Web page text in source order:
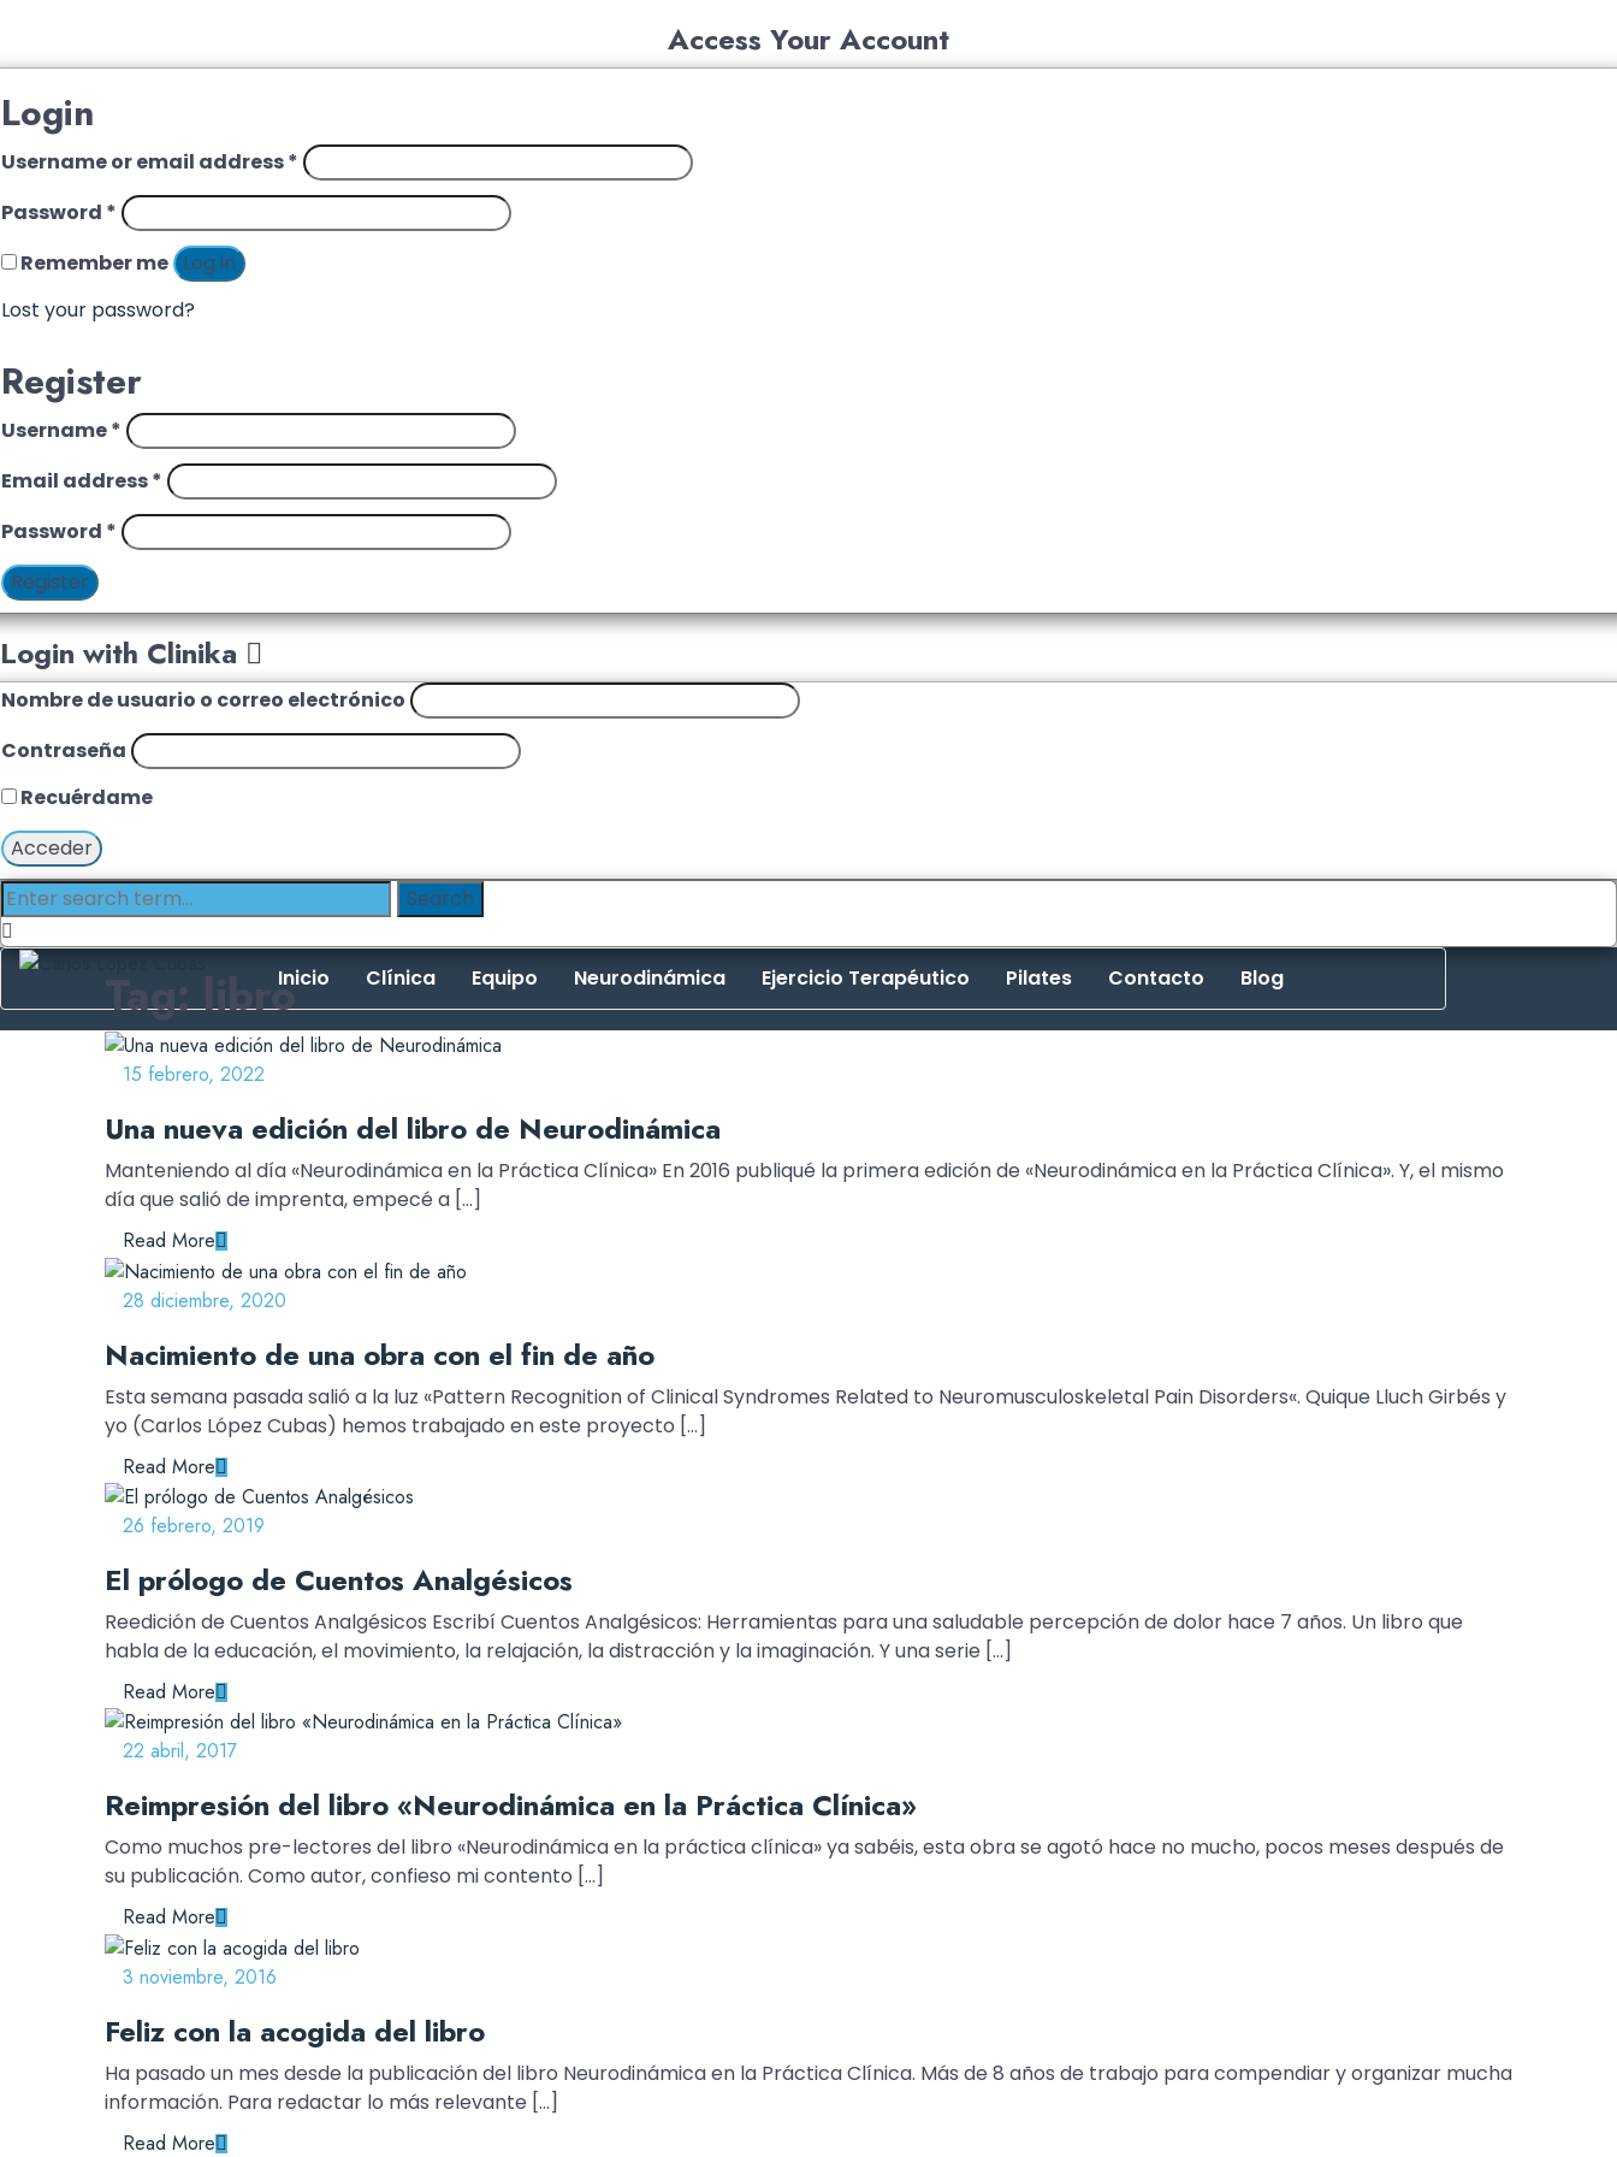
Access Your Account
Login
Username or email address*
Password *
Remember me Log in
Lost your password?
Register
Username*
Email address*
Password *
Register
Login with Clinika
Nombre de usuario o correo electrónico
Contraseña
Recuérdame
Inicio Clínica Equipo Neurodinámica Ejercicio Terapéutico Pilates Contacto Blog
Tag: libro
15 febrero, 2022
Una nueva edición del libro de Neurodinámica
Manteniendo al día «Neurodinámica en la Práctica Clínica» En 2016 publiqué la primera edición de «Neurodinámica en la Práctica Clínica». Y, el mismo
día que salió de imprenta, empecé a […]
Read More
28 diciembre, 2020
Nacimiento de una obra con el fin de año
Esta semana pasada salió a la luz «Pattern Recognition of Clinical Syndromes Related to Neuromusculoskeletal Pain Disorders«. Quique Lluch Girbés y
yo (Carlos López Cubas) hemos trabajado en este proyecto […]
Read More
26 febrero, 2019
El prólogo de Cuentos Analgésicos
Reedición de Cuentos Analgésicos Escribí Cuentos Analgésicos: Herramientas para una saludable percepción de dolor hace 7 años. Un libro que
habla de la educación, el movimiento, la relajación, la distracción y la imaginación. Y una serie […]
Read More
22 abril, 2017
Reimpresión del libro «Neurodinámica en la Práctica Clínica»
Como muchos pre-lectores del libro «Neurodinámica en la práctica clínica» ya sabéis, esta obra se agotó hace no mucho, pocos meses después de
su publicación. Como autor, confieso mi contento […]
Read More
3 noviembre, 2016
Feliz con la acogida del libro
Ha pasado un mes desde la publicación del libro Neurodinámica en la Práctica Clínica. Más de 8 años de trabajo para compendiar y organizar mucha
información. Para redactar lo más relevante […]
Read More